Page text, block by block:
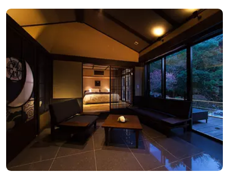
遊園など、様々なアウトドア施設がございます。杜の自然を感じな
がら、充実した伊勢の一日を...